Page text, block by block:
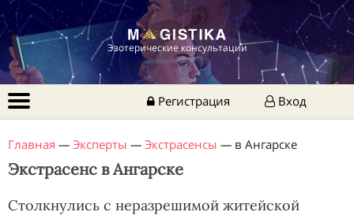
Эзотерические консультации
Регистрация Вход
Главная — Эксперты — Экстрасенсы — в Ангарске
Экстрасенс в Ангарске
Столкнулись с неразрешимой житейской